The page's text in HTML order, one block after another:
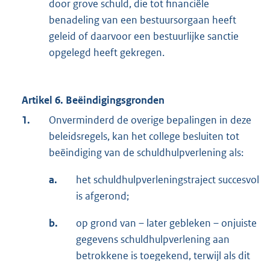
door grove schuld, die tot financiële
benadeling van een bestuursorgaan heeft
geleid of daarvoor een bestuurlijke sanctie
opgelegd heeft gekregen.
Artikel 6. Beëindigingsgronden
1.
Onverminderd de overige bepalingen in deze
beleidsregels, kan het college besluiten tot
beëindiging van de schuldhulpverlening als:
a.
het schuldhulpverleningstraject succesvol
is afgerond;
b.
op grond van – later gebleken – onjuiste
gegevens schuldhulpverlening aan
betrokkene is toegekend, terwijl als dit